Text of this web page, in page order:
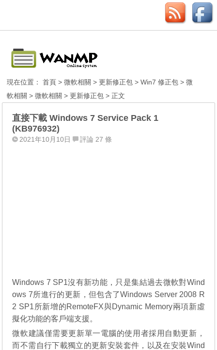
現在位置：首頁 >微軟相關 >更新修正包 >Win7 修正包 >微
軟相關 >微軟相關 >更新修正包 > 正文
直接下載 Windows 7 Service Pack 1
(KB976932)
2021年10月10日 評論 27 條
Windows 7 SP1沒有新功能，只是集結過去微軟對Wind
ows 7所進行的更新，但包含了Windows Server 2008 R
2 SP1所新增的RemoteFX與Dynamic Memory兩項新虛
擬化功能的客戶端支援。
微軟建議僅需要更新單一電腦的使用者採用自動更新，
而不需自行下載獨立的更新安裝套件，以及在安裝Wind